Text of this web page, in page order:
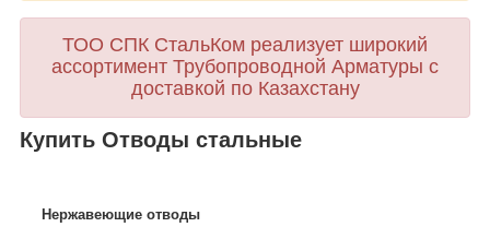
ТОО СПК СтальКом реализует широкий
ассортимент Трубопроводной Арматуры с
доставкой по Казахстану
Купить Отводы стальные
Нержавеющие отводы